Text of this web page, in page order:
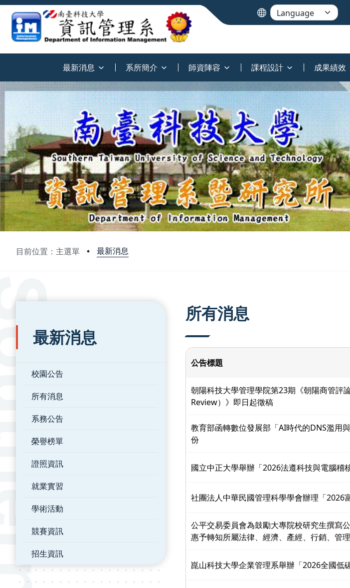
最新消息 系所簡介 師資陣容 課程設計 成果績效
目前位置：主選單 最新消息
:::
最新消息
校園公告
所有消息
系務公告
榮譽榜單
證照資訊
就業實習
學術活動
競賽資訊
招生資訊
所有消息
公告標題
朝陽科技大學管理學院第23期《朝陽商管
Review）》即日起徵稿
教育部函轉數位發展部「AI時代的DNS濫用
份
國立中正大學舉辦「2026法遵科技與電腦稽
社團法人中華民國管理科學學會辦理「2026
公平交易委員會為鼓勵大專院校研究生撰寫
惠予轉知所屬法律、經濟、產經、行銷、管
崑山科技大學企業管理系舉辦「2026全國低